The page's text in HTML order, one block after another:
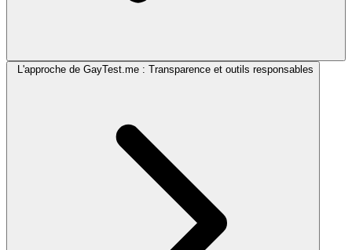
L'approche de GayTest.me : Transparence et outils responsables